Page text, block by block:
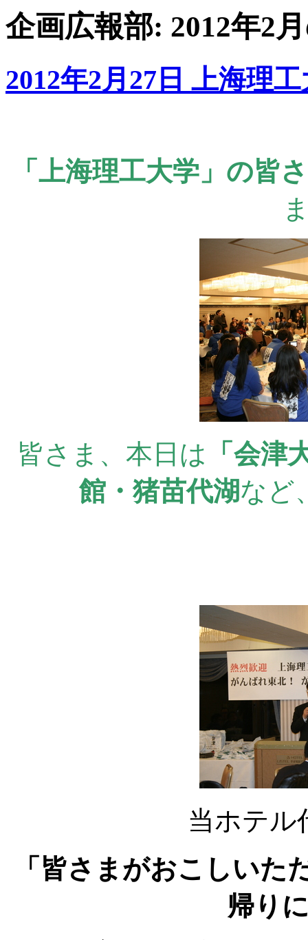
企画広報部: 2012年2
2012年2月27日 上海理
「上海理工大学」の皆
皆さま、本日は 「会津
館・猪苗代湖など
当ホテル
「皆さまがおこしいた
帰り